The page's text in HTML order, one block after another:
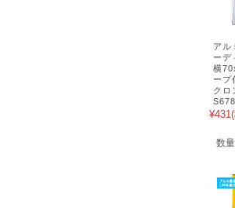
アル
ーデ
横
ープ
クロ
S678
¥431
数量